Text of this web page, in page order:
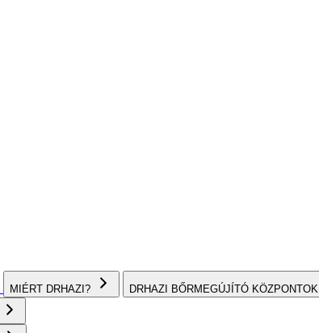
MIÉRT DRHAZI? DRHAZI BŐRMEGÚJÍTÓ KÖZPONTOK